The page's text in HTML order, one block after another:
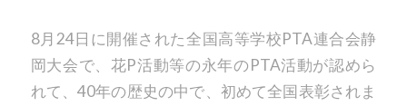
8月24日に開催された全国高等学校PTA連合会静
岡大会で、花P活動等の永年のPTA活動が認めら
れて、40年の歴史の中で、初めて全国表彰されま